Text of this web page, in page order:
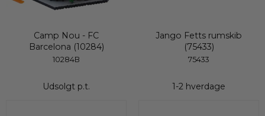
Camp Nou - FC
Barcelona (10284)
10284B
Udsolgt p.t.
Jango Fetts rumskib
(75433)
75433
1-2 hverdage